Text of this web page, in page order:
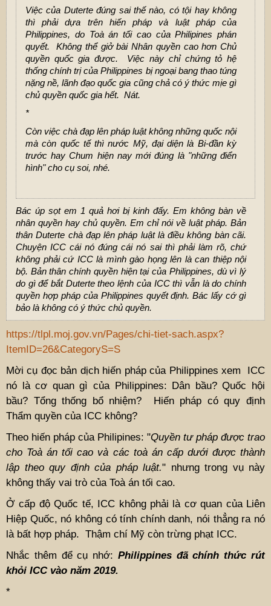
Việc của Duterte đúng sai thế nào, có tội hay không
thì phải dựa trên hiến pháp và luật pháp của
Philippines, do Toà án tối cao của Philipines phán
quyết. Không thể giở bài Nhân quyền cao hơn Chủ
quyền quốc gia được. Việc này chỉ chứng tỏ hệ
thống chính trị của Philippines bị ngoại bang thao túng
nặng nề, lãnh đạo quốc gia cũng chả có ý thức mịe gì
chủ quyền quốc gia hết. Nát.
*
Còn việc chà đạp lên pháp luật không những quốc nội
mà còn quốc tế thì nước Mỹ, đại diện là Bi-đần kỳ
trước hay Chum hiện nay mới đúng là "những điển
hình" cho cụ soi, nhé.
Bác úp sọt em 1 quả hơi bị kinh đấy. Em không bàn về
nhân quyền hay chủ quyền. Em chỉ nói về luật pháp. Bản
thân Duterte chà đạp lên pháp luật là điều không bàn cãi.
Chuyện ICC cái nó đúng cái nó sai thì phải làm rõ, chứ
không phải cứ ICC là mình gào họng lên là can thiệp nội
bộ. Bản thân chính quyền hiện tại của Philippines, dù vì lý
do gì để bắt Duterte theo lệnh của ICC thì vẫn là do chính
quyền hợp pháp của Philippines quyết định. Bác lấy cớ gì
bảo là không có ý thức chủ quyền.
https://tlpl.moj.gov.vn/Pages/chi-tiet-sach.aspx?
ItemID=26&CategoryS=S
Mời cụ đọc bản dịch hiến pháp của Philippines xem ICC
nó là cơ quan gì của Philippines: Dân bầu? Quốc hội
bầu? Tổng thống bổ nhiệm? Hiến pháp có quy định
Thẩm quyền của ICC không?
Theo hiến pháp của Philipines: "Quyền tư pháp được trao
cho Toà án tối cao và các toà án cấp dưới được thành
lập theo quy định của pháp luật." nhưng trong vụ này
không thấy vai trò của Toà án tối cao.
Ở cấp độ Quốc tế, ICC không phải là cơ quan của Liên
Hiệp Quốc, nó không có tính chính danh, nói thẳng ra nó
là bất hợp pháp. Thậm chí Mỹ còn trừng phạt ICC.
Nhắc thêm để cụ nhớ: Philippines đã chính thức rút
khỏi ICC vào năm 2019.
*